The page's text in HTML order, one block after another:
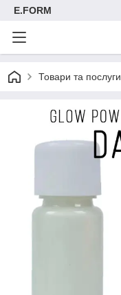
E.FORM
Товари та послуги